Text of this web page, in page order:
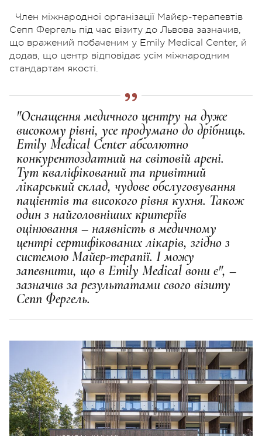
Член міжнародної організації Майєр-терапевтів
Сепп Фергель під час візиту до Львова зазначив,
що вражений побаченим у Emily Medical Center, й
додав, що центр відповідає усім міжнародним
стандартам якості.
"Оснащення медичного центру на дуже
високому рівні, усе продумано до дрібниць.
Emily Medical Center абсолютно
конкурентоздатний на світовій арені.
Тут кваліфікований та привітний
лікарський склад, чудове обслуговування
пацієнтів та високого рівня кухня. Також
один з найголовніших критеріїв
оцінювання – наявність в медичному
центрі сертифікованих лікарів, згідно з
системою Майєр-терапії. І можу
запевнити, що в Emily Medical вони є", –
зазначив за результатами свого візиту
Сепп Фергель.